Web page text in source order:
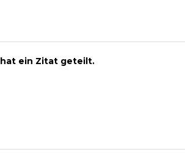
hat ein Zitat geteilt.